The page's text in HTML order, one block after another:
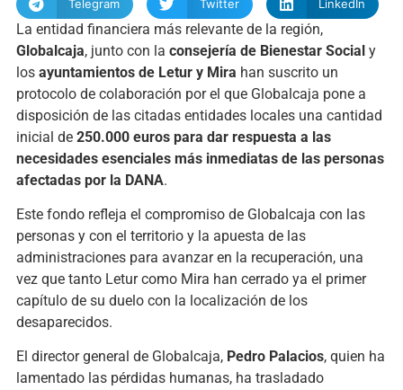
Telegram Twitter LinkedIn
La entidad financiera más relevante de la región,
Globalcaja, junto con la consejería de Bienestar Socialy
los ayuntamientos de Letur y Mira han suscrito un
protocolo de colaboración por el que Globalcaja pone a
disposición de las citadas entidades locales una cantidad
inicial de250.000 euros para dar respuesta a las
necesidades esenciales más inmediatas de las personas
afectadas por la DANA.
Este fondo refleja el compromiso de Globalcaja con las
personas y con el territorio y la apuesta de las
administraciones para avanzar en la recuperación, una
vez que tanto Letur como Mira han cerrado ya el primer
capítulo de su duelo con la localización de los
desaparecidos.
El director general de Globalcaja, Pedro Palacios, quien ha
lamentado las pérdidas humanas, ha trasladado